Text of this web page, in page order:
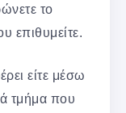
το
επιθυμείτε.
είτε μέσω
τμήμα που